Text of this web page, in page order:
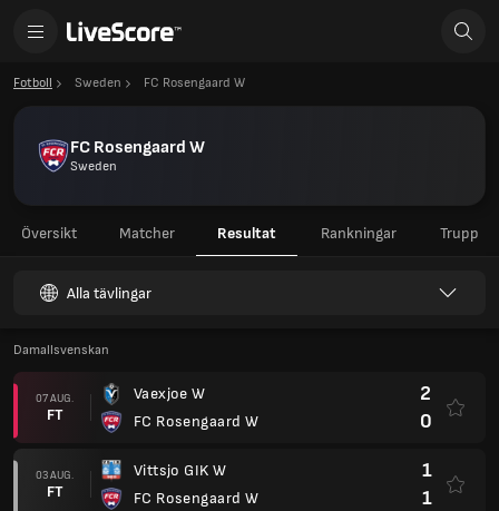
Fotboll Sweden FC Rosengaard W
FC Rosengaard W
Sweden
Översikt Matcher Resultat Rankningar Trupp
Alla tävlingar
Damallsvenskan
07 AUG.
FT
Vaexjoe W
FC Rosengaard W
2
0
03 AUG.
FT
Vittsjo GIK W
FC Rosengaard W
1
1